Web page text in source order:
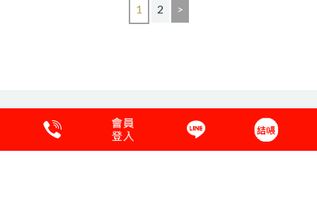
1 2 >
保養品原料說明 購物須知 會員專區
客服中心
粉絲愛分享
隱私權保護